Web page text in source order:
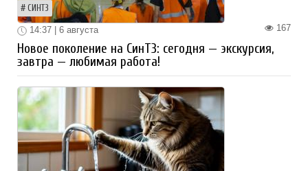
СИНТЗ
167
14:37 | 6 августа
Новое поколение на СинТЗ: сегодня — экскурсия,
завтра — любимая работа!